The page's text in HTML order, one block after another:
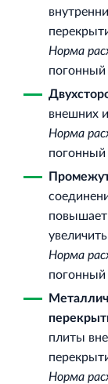
Кингисеппе
Кингисепп
Норма
внешних
Норма
повышает
Норма
погонный
плиты
Норма